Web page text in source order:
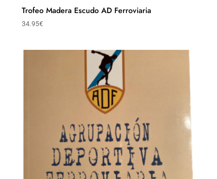
Trofeo Madera Escudo AD Ferroviaria
34.95€